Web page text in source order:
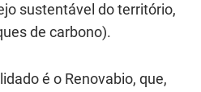
sustentável do território,
de carbono).
é o Renovabio, que,